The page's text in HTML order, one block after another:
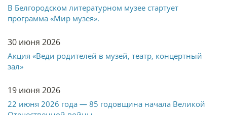
В Белгородском литературном музее стартует
программа «Мир музея».
30 июня 2026
Акция «Веди родителей в музей, театр, концертный
зал»
19 июня 2026
22 июня 2026 года — 85 годовщина начала Великой